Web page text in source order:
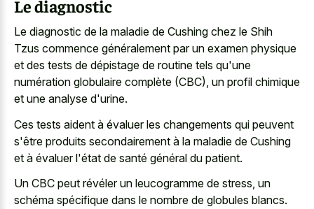
Le diagnostic
Le diagnostic de la maladie de Cushing chez le Shih
Tzus commence généralement par un examen physique
et des tests de dépistage de routine tels qu'une
numération globulaire complète (CBC), un profil chimique
et une analyse d'urine.
Ces tests aident à évaluer les changements qui peuvent
s'être produits secondairement à la maladie de Cushing
et à évaluer l'état de santé général du patient.
Un CBC peut révéler un leucogramme de stress, un
schéma spécifique dans le nombre de globules blancs.